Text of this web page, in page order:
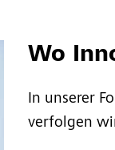
Wo
In unserer
verfolgen